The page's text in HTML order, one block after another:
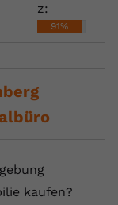
z:
91%
kaufen?